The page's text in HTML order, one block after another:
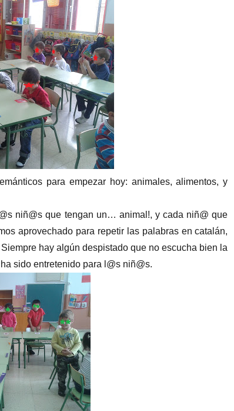
para empezar hoy: animales, alimentos, y
niñ@s que tengan un… animal!, y cada niñ@ que
aprovechado para repetir las palabras en catalán,
hay algún despistado que no escucha bien la
sido entretenido para l@s niñ@s.